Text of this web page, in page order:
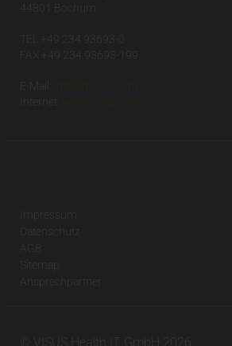
44801 Bochum
TEL +49 234 93693-0
FAX +49 234 93693-199
E-Mail:
info(at)visus.com
Internet:
www.visus.com
Impressum
Datenschutz
AGB
Sitemap
Ansprechpartner
© VISUS Health IT GmbH 2026